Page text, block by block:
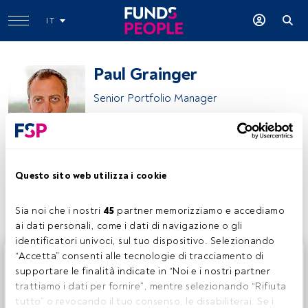
Questo sito web utilizza i cookie
Sia noi che i nostri 45 partner memorizziamo e accediamo
ai dati personali, come i dati di navigazione o gli
identificatori univoci, sul tuo dispositivo. Selezionando
“Accetta” consenti alle tecnologie di tracciamento di
supportare le finalità indicate in “Noi e i nostri partner
trattiamo i dati per fornire”, mentre selezionando “Rifiuta
tutto” o revocando il tuo consenso, le disabiliterai. Se i
IT
Paul Grainger
Senior Portfolio Manager
Condividi:
Questo è un articolo riservato agli utenti FundsPeople. Se
sei già registrato, accedi tramite il pulsante Login. Se non
hai ancora un account, ti invitiamo a registrarti per scoprire
tutti i contenuti che FundsPeople ha da offrire.